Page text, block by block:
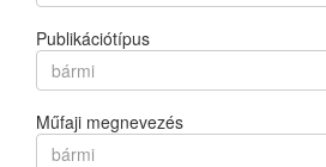
Publikációtípus
bármi
Műfaji megnevezés
bármi